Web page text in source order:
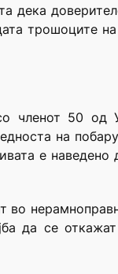
дека
трошоците на
членот 50 од
на
е
во
да се